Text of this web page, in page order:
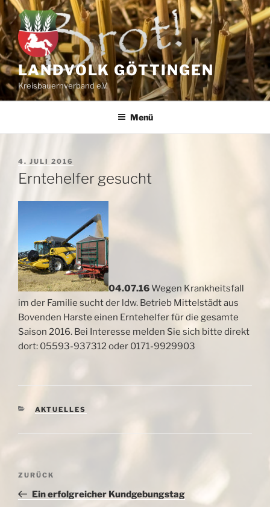
Zum
Inhalt
springen
LANDVOLK GÖTTINGEN
Kreisbauernverband e.V.
Menü
VERÖFFENTLICHT
AM
4. JULI 2016
Erntehelfer gesucht
04.07.16Wegen Krankheitsfall
im der Familie sucht der ldw. Betrieb Mittelstädt aus
Bovenden Harste einen Erntehelfer für die gesamte
Saison 2016. Bei Interesse melden Sie sich bitte direkt
dort: 05593-937312 oder 0171-9929903
KATEGORIEN
AKTUELLES
Beitragsnavigation
Vorheriger
Beitrag
ZURÜCK
Ein erfolgreicher Kundgebungstag